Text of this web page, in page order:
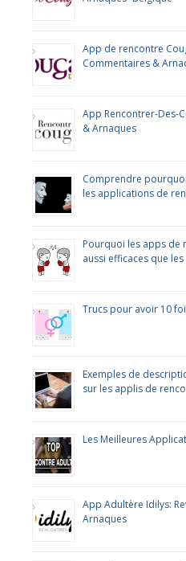
App de rencontre
Commentaires &
App Rencontrer-Des-
& Arnaques
Comprendre
les applications de
Pourquoi les apps de
aussi efficaces que
Trucs pour avoir 10
Exemples de
sur les applis de
Les Meilleures
App Adultère Idilys:
Arnaques